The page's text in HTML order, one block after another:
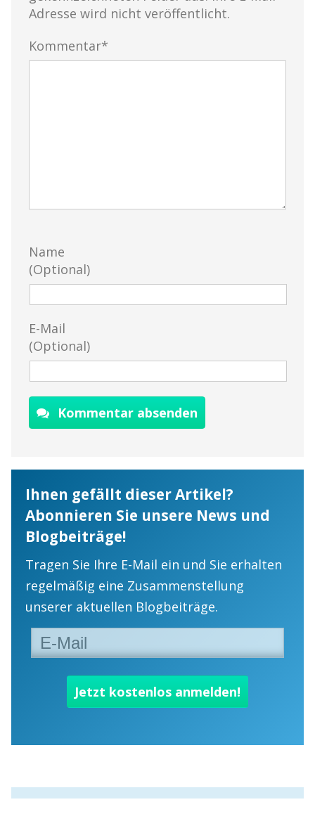
Adresse wird nicht veröffentlicht.
Kommentar*
Name
(Optional)
E-Mail
(Optional)
Kommentar absenden
Ihnen gefällt dieser Artikel?
Abonnieren Sie unsere News und
Blogbeiträge!
Tragen Sie Ihre E-Mail ein und Sie erhalten
regelmäßig eine Zusammenstellung
unserer aktuellen Blogbeiträge.